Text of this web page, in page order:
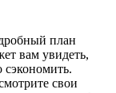
план
вам увидеть,
сэкономить.
свои